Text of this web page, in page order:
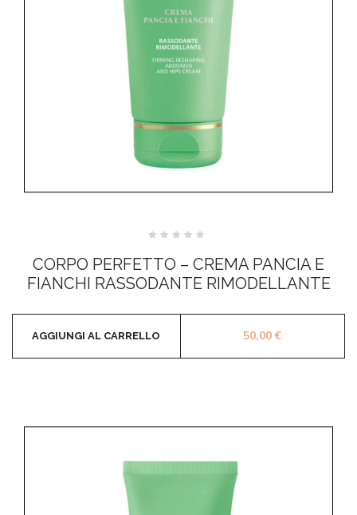
su
CORPO PERFETTO – CREMA PANCIA E
FIANCHI RASSODANTE RIMODELLANTE
50,00€
AGGIUNGI AL CARRELLO